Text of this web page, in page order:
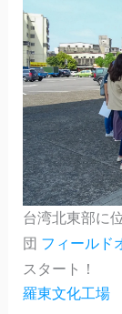
台湾北東部に
団 フィールド
スタート！
羅東文化工場